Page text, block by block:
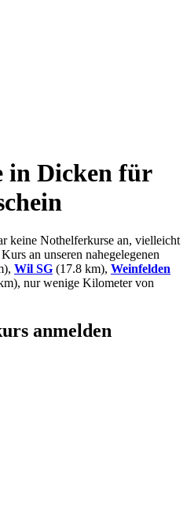
in Dicken für
keine Nothelferkurse an, vielleicht
an unseren nahegelegenen
Wil SG (17.8 km), Weinfelden
nur wenige Kilometer von
anmelden